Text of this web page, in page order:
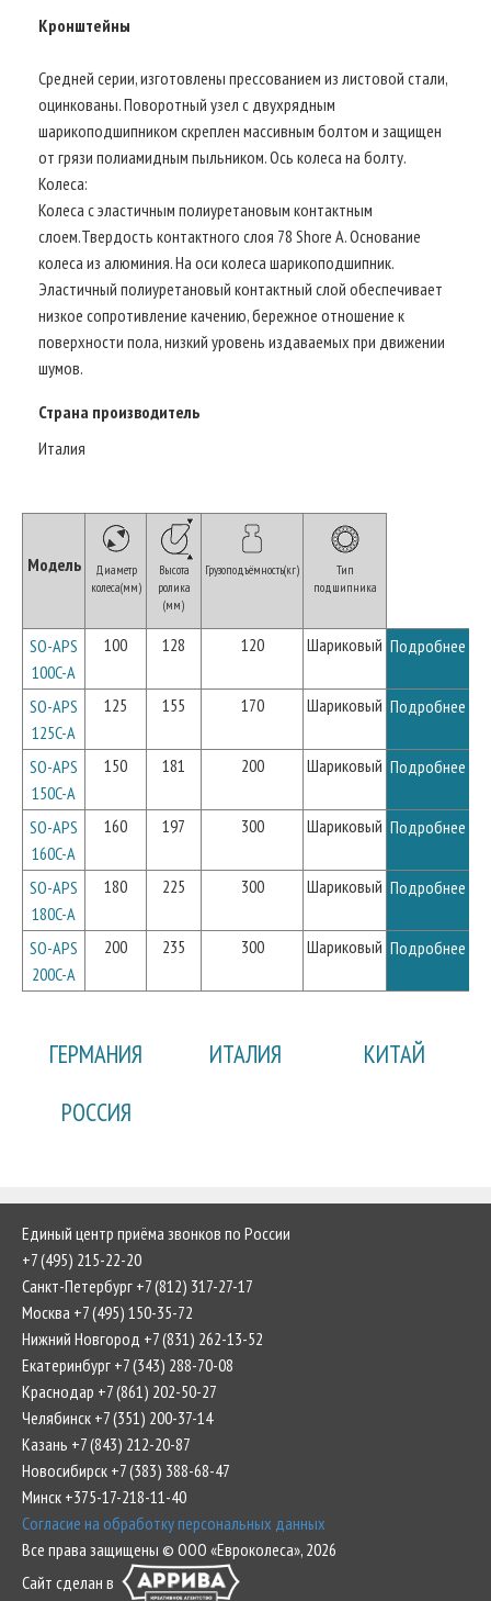
Кронштейны
Средней серии, изготовлены прессованием из листовой стали,
оцинкованы. Поворотный узел с двухрядным
шарикоподшипником скреплен массивным болтом и защищен
от грязи полиамидным пыльником. Ось колеса на болту.
Колеса:
Колеса с эластичным полиуретановым контактным
слоем.Твердость контактного слоя 78 Shore A. Основание
колеса из алюминия. На оси колеса шарикоподшипник.
Эластичный полиуретановый контактный слой обеспечивает
низкое сопротивление качению, бережное отношение к
поверхности пола, низкий уровень издаваемых при движении
шумов.
Страна производитель
Италия
Модель
Диаметр
колеса(мм)
Высота
ролика
(мм)
Грузоподъёмность(кг)
Тип
подшипника
SO-APS
100C-A
100 128 120 Шариковый Подробнее
SO-APS
125C-A
125 155 170 Шариковый Подробнее
SO-APS
150C-A
150 181 200 Шариковый Подробнее
SO-APS
160C-A
160 197 300 Шариковый Подробнее
SO-APS
180C-A
180 225 300 Шариковый Подробнее
SO-APS
200C-A
200 235 300 Шариковый Подробнее
ГЕРМАНИЯ ИТАЛИЯ
КИТАЙ
РОССИЯ
Единый центр приёма звонков по России
+7 (495) 215-22-20
Санкт-Петербург +7 (812) 317-27-17
Москва +7 (495) 150-35-72
Нижний Новгород +7 (831) 262-13-52
Екатеринбург +7 (343) 288-70-08
Краснодар +7 (861) 202-50-27
Челябинск +7 (351) 200-37-14
Казань +7 (843) 212-20-87
Новосибирск +7 (383) 388-68-47
Минск +375-17-218-11-40
Согласие на обработку персональных данных
Все права защищены © ООО «Евроколеса», 2026
Сайт сделан в